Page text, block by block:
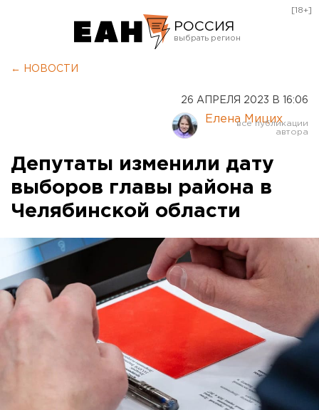
РОССИЯ
Курган
Оренбург
[18+]
← НОВОСТИ
26 АПРЕЛЯ 2023 В 16:06
Елена Мицих
Депутаты изменили дату
выборов главы района в
Челябинской области